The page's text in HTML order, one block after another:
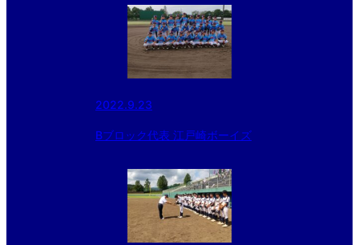
2022.9.23
Bブロック代表 江戸崎ボーイズ